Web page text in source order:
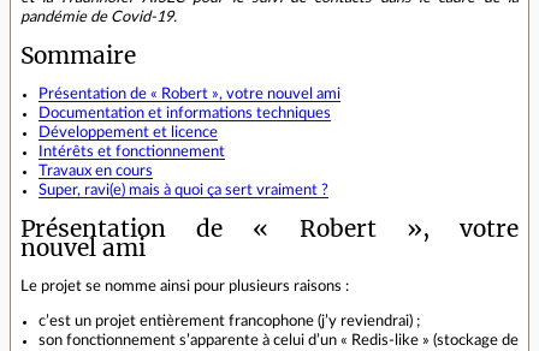
pandémie de Covid‑19.
Sommaire
Présentation de « Robert », votre nouvel ami
Documentation et informations techniques
Développement et licence
Intérêts et fonctionnement
Travaux en cours
Super, ravi(e) mais à quoi ça sert vraiment ?
Présentation de « Robert », votre
nouvel ami
Le projet se nomme ainsi pour plusieurs raisons :
c’est un projet entièrement francophone (j’y reviendrai) ;
son fonctionnement s’apparente à celui d’un « Redis‑like » (stockage de